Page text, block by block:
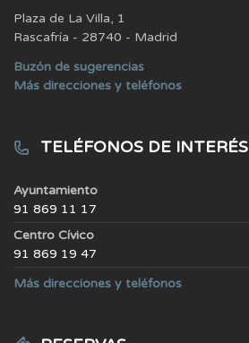
Plaza de La Villa, 1
Rascafría - 28740 - Madrid
Buzón de sugerencias
Más direcciones y teléfonos
TELÉFONOS DE INTERÉS
Ayuntamiento
91 869 11 17
Centro Cívico
91 869 19 47
Más direcciones y teléfonos